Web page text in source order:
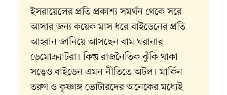
ইসরায়েলের প্রতি প্রকাশ্য সমর্থন থেকে সরে
আসার জন্য কয়েক মাস ধরে বাইডেনের প্রতি
আহ্বান জানিয়ে আসছেন বাম ঘরানার
ডেমোক্র্যাটরা। কিন্তু রাজনৈতিক ঝুঁকি থাকা
সত্ত্বেও বাইডেন এমন নীতিতে অটল। মার্কিন
তরুণ ও কৃষ্ণাঙ্গ ভোটারদের অনেকের মধ্যেই